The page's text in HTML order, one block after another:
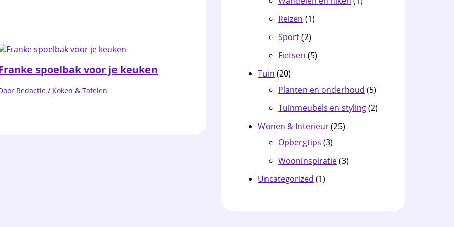
spoelbak voor je keuken
Redactie / Koken & Tafelen
Reizen (1)
Sport(2)
Fietsen (5)
Tuin (20)
Planten en onderhoud (5)
Tuinmeubels en styling(2)
Wonen & Interieur(25)
Opbergtips (3)
Wooninspiratie(3)
Uncategorized (1)